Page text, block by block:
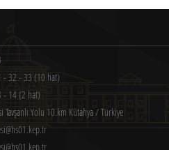
32 - 33 (10 hat)
- 14 (2 hat)
Tavşanlı Yolu 10.km Kütahya / Türkiye